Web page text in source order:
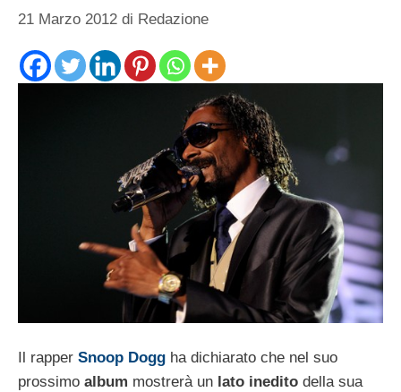
21 Marzo 2012 di Redazione
Il rapper Snoop Dogg ha dichiarato che nel suo
prossimo album mostrerà un lato inedito della sua